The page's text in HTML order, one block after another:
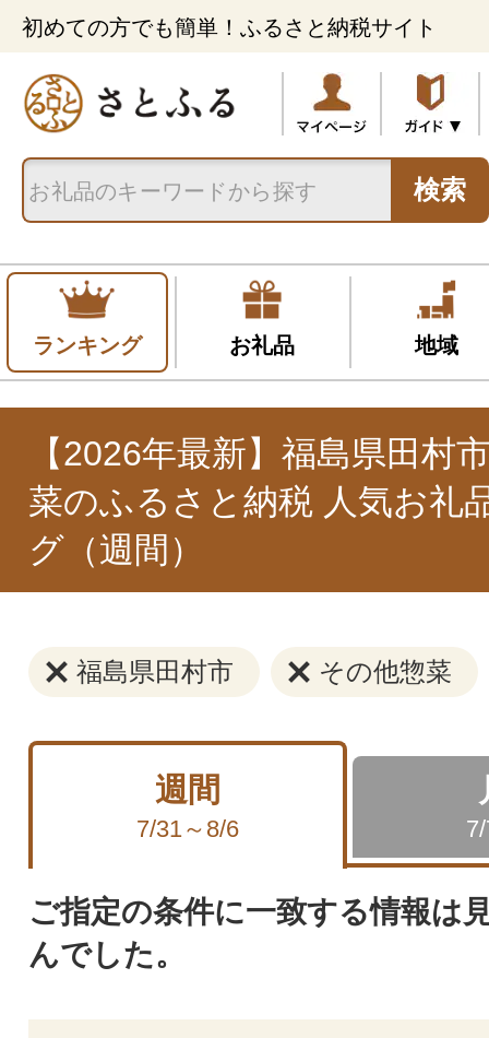
初めての方でも簡単！ふるさと納税サイト
検索
ランキング お礼品 地域
【2026年最新】福島県田村
菜のふるさと納税 人気お礼
グ（週間）
福島県田村市 その他惣菜
週間
7/31～8/6
ご指定の条件に一致する情報は
んでした。